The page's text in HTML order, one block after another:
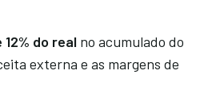
do real no acumulado do
externa e as margens de